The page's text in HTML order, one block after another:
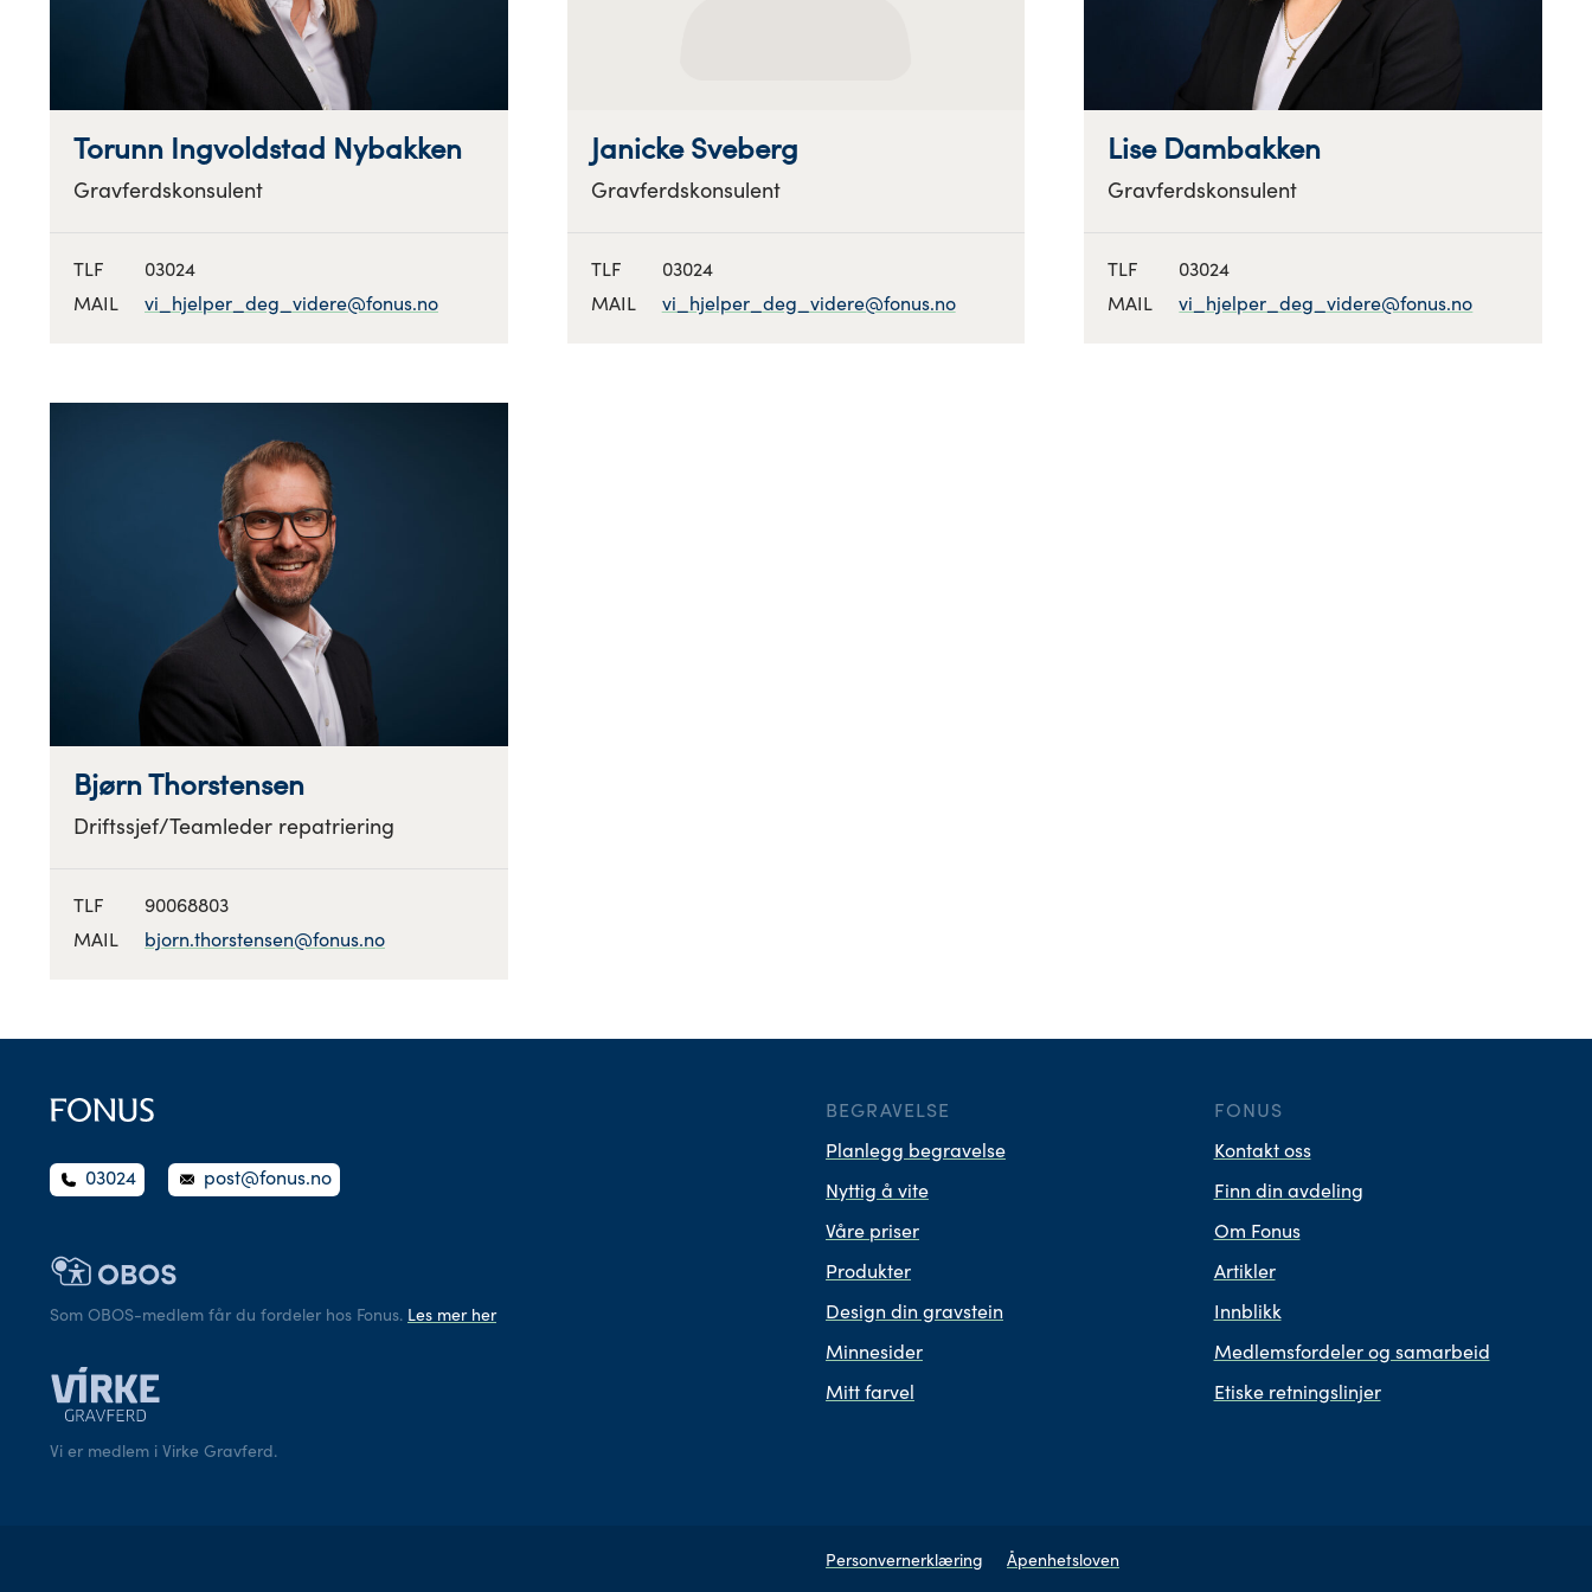
Torunn Ingvoldstad Nybakken
Gravferdskonsulent
TLF
03024
MAIL
vi_hjelper_deg_videre@fonus.no
Janicke Sveberg
Gravferdskonsulent
TLF
03024
MAIL
vi_hjelper_deg_videre@fonus.no
Lise Dambakken
Gravferdskonsulent
TLF
03024
MAIL
vi_hjelper_deg_videre@fonus.no
Bjørn Thorstensen
Driftssjef/Teamleder repatriering
TLF
90068803
MAIL
bjorn.thorstensen@fonus.no
03024 post@fonus.no
Som OBOS-medlem får du fordeler hos Fonus. Les mer her
Vi er medlem i Virke Gravferd.
BEGRAVELSE
Planlegg begravelse
Nyttig å vite
Våre priser
Produkter
Design din gravstein
Minnesider
Mitt farvel
FONUS
Kontakt oss
Finn din avdeling
Om Fonus
Artikler
Innblikk
Medlemsfordeler og samarbeid
Etiske retningslinjer
Personvernerklæring Åpenhetsloven